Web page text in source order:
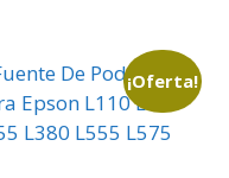
¡Oferta!